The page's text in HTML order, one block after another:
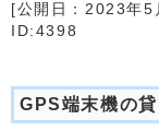
[公開日： 2023年5
ID:4398
GPS端末機の